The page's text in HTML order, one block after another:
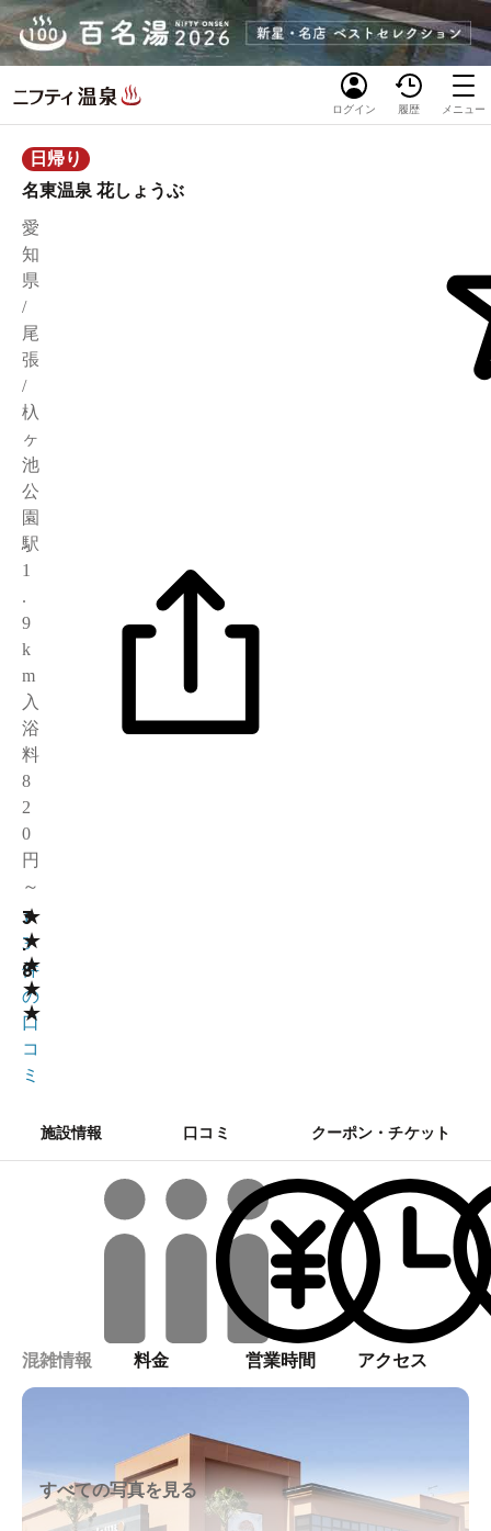
ログイン 履歴 メニュー
日帰り
名東温泉 花しょうぶ
愛
知
県
/
尾
張
/
杁
ヶ
池
公
園
駅
1
.
9
k
m
入
浴
料
8
2
0
円
～
★
★
★
★
★
3
.
8
1
3
件
の
口
コ
ミ
施設情報 口コミ クーポン・チケット
混雑情報 料金 営業時間 アクセス
すべての写真を見る